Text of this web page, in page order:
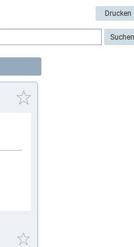
Drucken